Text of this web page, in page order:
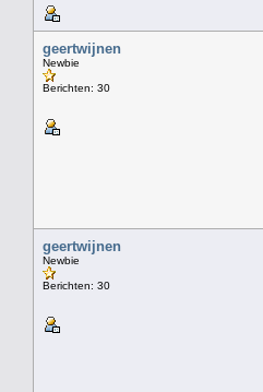
geertwijnen
Newbie
Berichten: 30
geertwijnen
Newbie
Berichten: 30